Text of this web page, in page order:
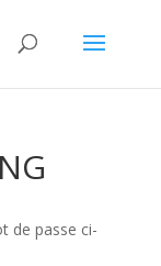
de passe ci-